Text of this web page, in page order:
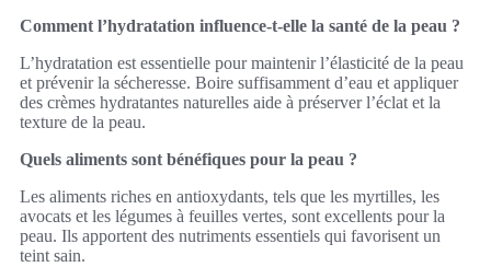
Comment l’hydratation influence-t-elle la santé de la peau ?
L’hydratation est essentielle pour maintenir l’élasticité de la peau
et prévenir la sécheresse. Boire suffisamment d’eau et appliquer
des crèmes hydratantes naturelles aide à préserver l’éclat et la
texture de la peau.
Quels aliments sont bénéfiques pour la peau ?
Les aliments riches en antioxydants, tels que les myrtilles, les
avocats et les légumes à feuilles vertes, sont excellents pour la
peau. Ils apportent des nutriments essentiels qui favorisent un
teint sain.